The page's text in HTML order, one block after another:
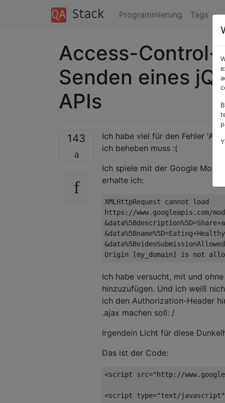
Programmierung Tags
Access-Control-
Senden eines
APIs
143
Ich habe viel für den Fehler
ich beheben muss :(
Ich spiele mit der Google
erhalte ich:
XMLHttpRequest cannot load
https : //www.googleapis.com/
&data%5Bdescription%5D=Share+
&data%5Bname%5D=Eating+Healthy
&data%5BvideoSubmissionAllowed
Origin
[my_domain] is not
Ich habe versucht, mit und
hinzuzufügen. Und ich weiß
ich den Authorization-Header
.ajax machen soll: /
Irgendein Licht für diese
Das ist der Code:
<script src="http://
<script type="text/javascript"